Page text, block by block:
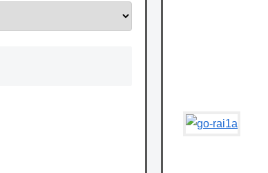
Powered by